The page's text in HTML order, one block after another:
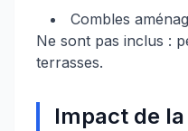
Combles
Ne sont pas inclus :
terrasses.
Impact de